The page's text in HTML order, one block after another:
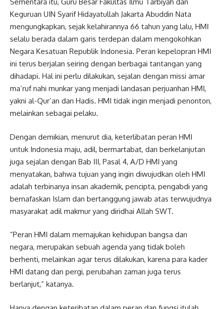
Keguruan UIN Syarif Hidayatullah Jakarta Abuddin Nata
mengungkapkan, sejak kelahirannya 66 tahun yang lalu, HMI
selalu berada dalam garis terdepan dalam mengokohkan
Negara Kesatuan Republik Indonesia. Peran kepelopran HMI
ini terus berjalan seiring dengan berbagai tantangan yang
dihadapi. Hal ini perlu dilakukan, sejalan dengan missi amar
ma’ruf nahi munkar yang menjadi landasan perjuanhan HMI,
yakni al-Qur’an dan Hadis. HMI tidak ingin menjadi penonton,
melainkan sebagai pelaku.
Dengan demikian, menurut dia, keterlibatan peran HMI
untuk Indonesia maju, adil, bermartabat, dan berkelanjutan
juga sejalan dengan Bab III, Pasal 4, A/D HMI yang
menyatakan, bahwa tujuan yang ingin diwujudkan oleh HMI
adalah terbinanya insan akademik, pencipta, pengabdi yang
bernafaskan Islam dan bertanggung jawab atas terwujudnya
masyarakat adil makmur yang diridhai Allah SWT.
“Peran HMI dalam memajukan kehidupan bangsa dan
negara, merupakan sebuah agenda yang tidak boleh
berhenti, melainkan agar terus dilakukan, karena para kader
HMI datang dan pergi, perubahan zaman juga terus
berlanjut,” katanya.